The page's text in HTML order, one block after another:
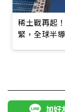
稀土戰再起
緊，全球半
加好